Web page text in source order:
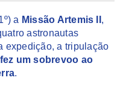
a Missão Artemis II ,
astronautas
expedição, a tripulação
um sobrevoo ao
.